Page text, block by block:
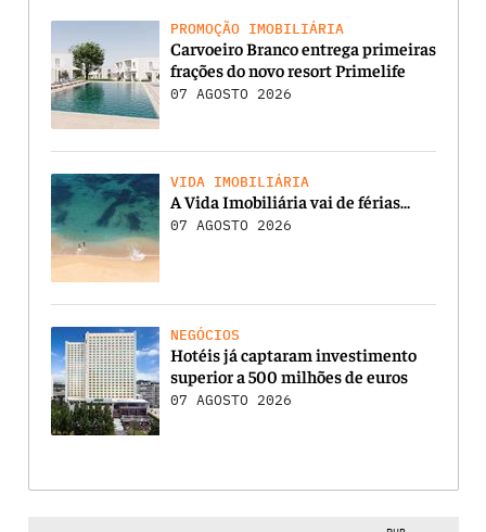
PROMOÇÃO IMOBILIÁRIA
Carvoeiro Branco entrega primeiras
frações do novo resort Primelife
07 AGOSTO 2026
VIDA IMOBILIÁRIA
A Vida Imobiliária vai de férias…
07 AGOSTO 2026
NEGÓCIOS
Hotéis já captaram investimento
superior a 500 milhões de euros
07 AGOSTO 2026